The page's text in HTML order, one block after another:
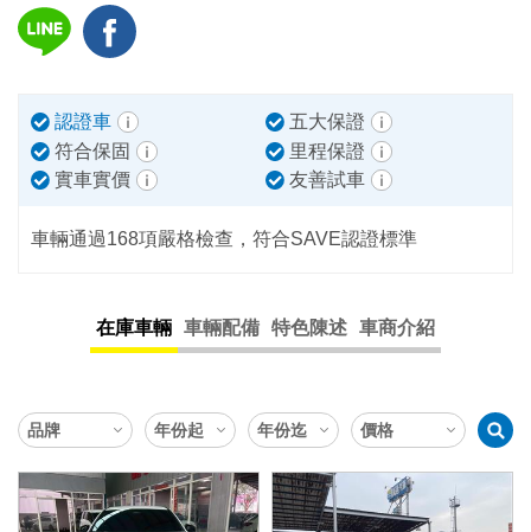
認證車
五大保證
符合保固
里程保證
實車實價
友善試車
車輛通過168項嚴格檢查，符合SAVE認證標準
在庫車輛 車輛配備 特色陳述 車商介紹